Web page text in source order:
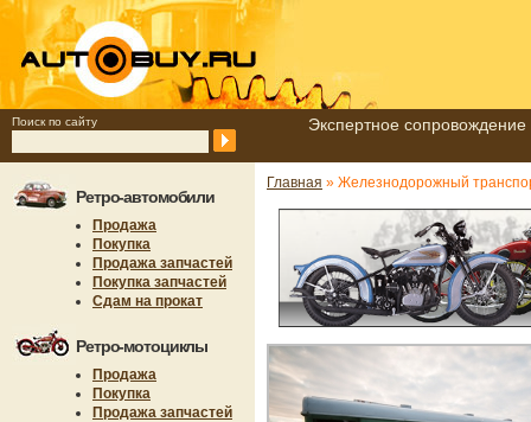
Поиск по сайту Экспертное
Ретро-автомобили
Продажа
Покупка
Продажа запчастей
Покупка запчастей
Сдам на прокат
Ретро-мотоциклы
Продажа
Покупка
Продажа запчастей
Главная » Железнодорожный